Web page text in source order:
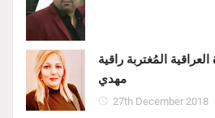
المُغتربة راقية
مهدي
27th December 2018